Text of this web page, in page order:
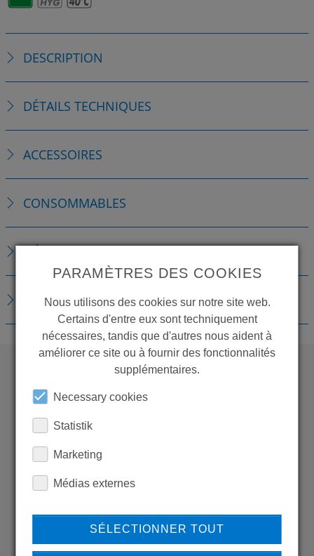
DESCRIPTION
DÉTAILS TECHNIQUES
ACCESSOIRES
CONSOMMABLES
PIÈCES DE RECHANGE
TÉLÉCHARGEMENTS
WANT TO SEE
Back to overview
PARAMÈTRES DES COOKIES
Nous utilisons des cookies sur notre site web.
Certains d'entre eux sont techniquement
nécessaires, tandis que d'autres nous aident à
améliorer ce site ou à fournir des fonctionnalités
supplémentaires.
Necessary cookies
Statistik
Marketing
Médias externes
SÉLECTIONNER TOUT